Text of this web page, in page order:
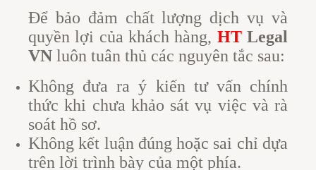
Để bảo đảm chất lượng dịch vụ và
quyền lợi của khách hàng, HTLegal
VN luôn tuân thủ các nguyên tắc sau:
Không đưa ra ý kiến tư vấn chính
thức khi chưa khảo sát vụ việc và rà
soát hồ sơ.
Không kết luận đúng hoặc sai chỉ dựa
trên lời trình bày của một phía.